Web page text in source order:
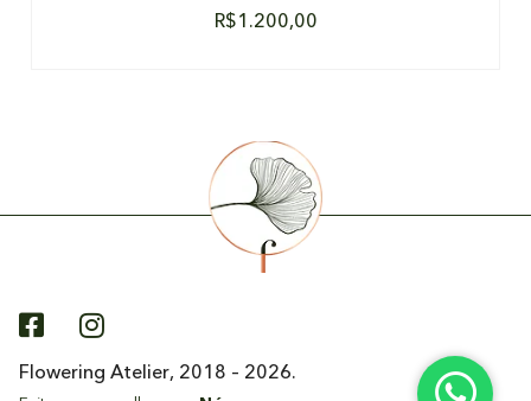
R$1.200,00
Flowering Atelier, 2018 – 2026.